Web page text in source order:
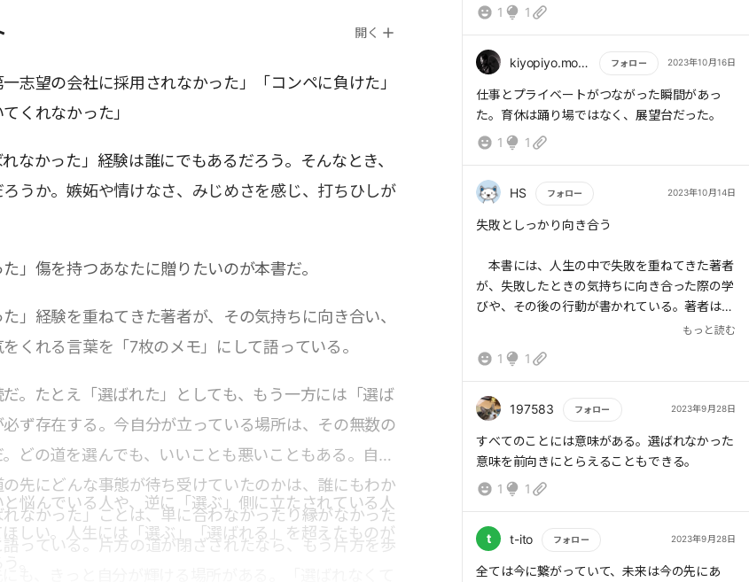
開く
一志望の会社に採用されなかった」「コンペに負けた」
くれなかった」
なかった」経験は誰にでもあるだろう。そんなとき、
うか。嫉妬や情けなさ、みじめさを感じ、打ちひしが
」傷を持つあなたに贈りたいのが本書だ。
」経験を重ねてきた著者が、その気持ちに向き合い、
くれる言葉を「7枚のメモ」にして語っている。
。たとえ「選ばれた」としても、もう一方には「選ば
ず存在する。今自分が立っている場所は、その無数の
どの道を選んでも、いいことも悪いこともある。自分
先にどんな事態が待ち受けていたのかは、誰にもわか
なかった」ことは、単に合わなかったり縁がなかった
っている。片方の道が閉ざされたなら、もう片方を歩
悩んでいる人や、逆に「選ぶ」側に立たされている人
しい。人生には「選ぶ」「選ばれる」を超えたものが
ほとんどの人が人生の様々な局面で、選ばれ
う。そして、親身なアドバイスも受け入れられ
ないでしょう。
選ばれなかった傷に感謝できたら、人生はも
っと輝いていくでしょう。
さあ、全力で目の前にいる人を支えていきま
人生に無駄な時間なんてない、ということを素
も、一歩踏み出して歩き続ける時間も、どちら
だろうなあと。
1 1
kiyopiyo.mobile フォロー 2023年10月16日
もっと読む
仕事とプライベートがつながった瞬間があっ
た。育休は踊り場ではなく、展望台だった。
1
1
HS フォロー 2023年10月14日
もっと読む
失敗としっかり向き合う
本書には、人生の中で失敗を重ねてきた著者
が、失敗したときの気持ちに向き合った際の学
びや、その後の行動が書かれている。著者は、
『向いていないかもね』と言われても努力を続
やるか？今でしょ！』のCM。
り向き合うことで、どんどん成長していったの
る。
もっと読む
1 1
197583 フォロー 2023年9月28日
もっと読む
すべてのことには意味がある。選ばれなかった
意味を前向きにとらえることもできる。
1
1
t t-ito フォロー 2023年9月28日
もっと読む
全ては今に繋がっていて、未来は今の先にあ